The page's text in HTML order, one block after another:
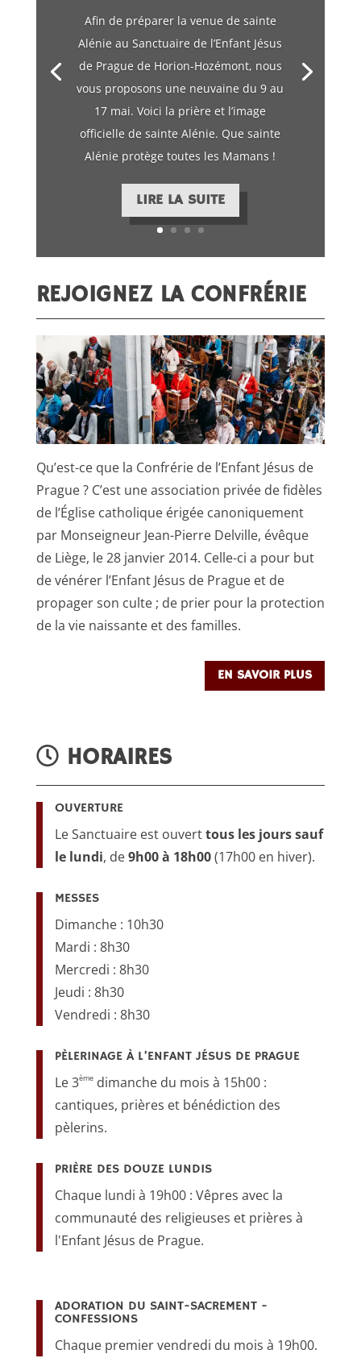
Afin de préparer la venue de sainte
Alénie au Sanctuaire de l’Enfant Jésus
de Prague de Horion-Hozémont, nous
vous proposons une neuvaine du 9 au
17 mai. Voici la prière et l’image
officielle de sainte Alénie. Que sainte
Alénie protège toutes les Mamans !
LIRE LA SUITE
REJOIGNEZ LA CONFRÉRIE
Qu’est-ce que la Confrérie de l’Enfant Jésus de
Prague ? C’est une association privée de fidèles
de l’Église catholique érigée canoniquement
par Monseigneur Jean-Pierre Delville, évêque
de Liège, le 28 janvier 2014. Celle-ci a pour but
de vénérer l’Enfant Jésus de Prague et de
propager son culte ; de prier pour la protection
de la vie naissante et des familles.
EN SAVOIR PLUS
HORAIRES
OUVERTURE
Le Sanctuaire est ouverttous les jours sauf
le lundi, de9h00 à 18h00(17h00 en hiver).
MESSES
Dimanche : 10h30
Mardi : 8h30
Mercredi : 8h30
Jeudi : 8h30
Vendredi : 8h30
PÈLERINAGE À L’ENFANT JÉSUS DE PRAGUE
Le 3èmedimanche du mois à 15h00 :
cantiques, prières et bénédiction des
pèlerins.
PRIÈRE DES DOUZE LUNDIS
Chaque lundi à 19h00 : Vêpres avec la
communauté des religieuses et prières à
l'Enfant Jésus de Prague.
ADORATION DU SAINT-SACREMENT -
CONFESSIONS
Chaque premier vendredi du mois à 19h00.